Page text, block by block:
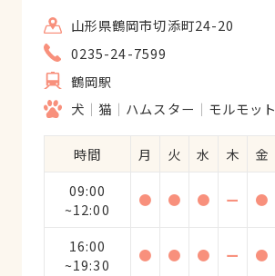
山形県鶴岡市切添町24-20
0235-24-7599
鶴岡駅
犬
猫 ハムスター モルモット
時間 月 火 水 木 金
09:00
~12:00
● ● ● ー ●
16:00
~19:30
● ● ● ー ●